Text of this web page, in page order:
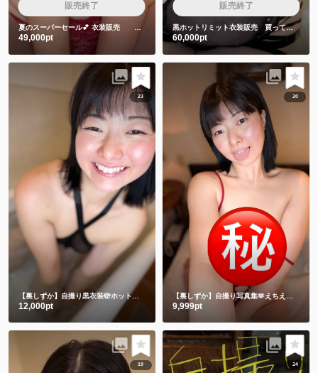
販売終了
夏のスーパーセール💕 衣装販売 赤色衣装❤️
49,000pt
販売終了
黒ホットリミット衣装販売 買ってくれた人しか見れない特典動画2本付き❤️
60,000pt
23
【裏しずか】自撮り黒衣装🫣ホットリミット🎵夏を刺激します❤️
12,000pt
20
9,999pt
19 24